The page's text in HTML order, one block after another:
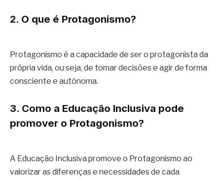
2. O que é Protagonismo?
Protagonismo é a capacidade de ser o protagonista da
própria vida, ou seja, de tomar decisões e agir de forma
consciente e autônoma.
3. Como a Educação Inclusiva pode
promover o Protagonismo?
A Educação Inclusiva promove o Protagonismo ao
valorizar as diferenças e necessidades de cada